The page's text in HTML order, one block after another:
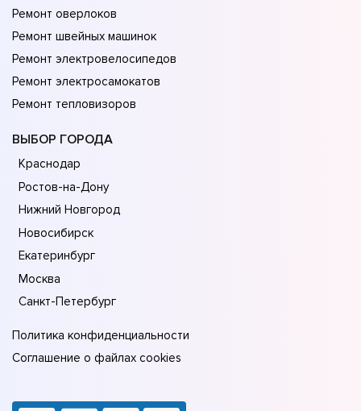
Ремонт оверлоков
Ремонт швейных машинок
Ремонт электровелосипедов
Ремонт электросамокатов
Ремонт тепловизоров
ВЫБОР ГОРОДА
Краснодар
Ростов-на-Дону
Нижний Новгород
Новосибирск
Екатеринбург
Москва
Санкт-Петербург
Политика конфиденциальности
Соглашение о файлах cookies